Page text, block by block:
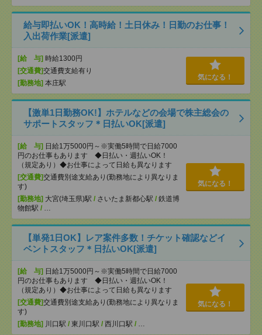
給与即払いOK！高時給！土日休み！日勤のお仕事！
入出荷作業[派遣]
[給 与] 時給1300円
[交通費]交通費支給有り
[勤務地] 本庄駅
気になる！
【激単1日勤務OK!】ホテルなどの会場で株主総会の
サポートスタッフ＊日払いOK[派遣]
[給 与] 日給1万5000円～※実働5時間で日給7000
円のお仕事もあります ◆日払い・週払いOK！
（規定あり）◆お仕事によって日給も異なります
[交通費]交通費別途支給あり(勤務地により異なりま
す)
[勤務地] 大宮(埼玉県)駅 / さいたま新都心駅 / 鉄道博
物館駅 / …
気になる！
【単発1日OK】レア案件多数！チケット確認などイ
ベントスタッフ＊日払いOK[派遣]
[給 与] 日給1万5000円～※実働5時間で日給7000
円のお仕事もあります ◆日払い・週払いOK！
（規定あり）◆お仕事によって日給も異なります
[交通費]交通費別途支給あり(勤務地により異なりま
す)
[勤務地] 川口駅 / 東川口駅 / 西川口駅 / …
気になる！